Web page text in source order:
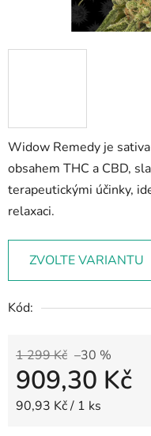
Widow Remedy je
obsahem THC a CBD,
terapeutickými účinky,
relaxaci.
ZVOLTE VARIANTU
Kód:
1 299 Kč –30 %
909,30 Kč
Měrná cena:
90,93 Kč / 1 ks